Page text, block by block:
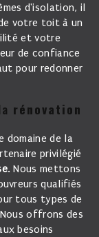
d'isolation, il
votre toit à un
et votre
de confiance
pour redonner
rénovation
privilégié
. Nous mettons
qualifiés
tous types de
offrons des
besoins